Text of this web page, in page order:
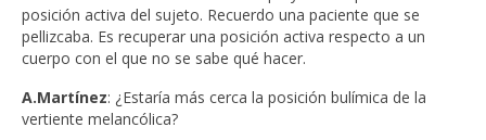
posición activa del sujeto. Recuerdo una paciente que se
pellizcaba. Es recuperar una posición activa respecto a un
cuerpo con el que no se sabe qué hacer.
A.Martínez: ¿Estaría más cerca la posición bulímica de la
vertiente melancólica?